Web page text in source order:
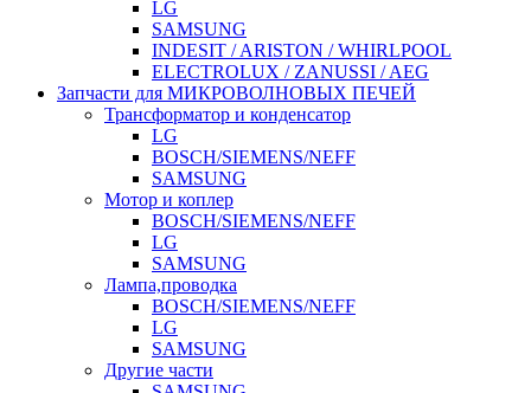
LG
SAMSUNG
INDESIT / ARISTON / WHIRLPOOL
ELECTROLUX / ZANUSSI / AEG
Запчасти для МИКРОВОЛНОВЫХ ПЕЧЕЙ
Трансформатор и конденсатор
LG
BOSCH/SIEMENS/NEFF
SAMSUNG
Мотор и коплер
BOSCH/SIEMENS/NEFF
LG
SAMSUNG
Лампа,проводка
BOSCH/SIEMENS/NEFF
LG
SAMSUNG
Другие части